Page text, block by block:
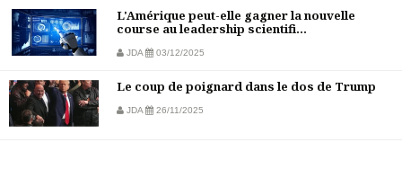
L'Amérique peut-elle gagner la nouvelle
course au leadership scientifi...
JDA 03/12/2025
Le coup de poignard dans le dos de Trump
JDA 26/11/2025